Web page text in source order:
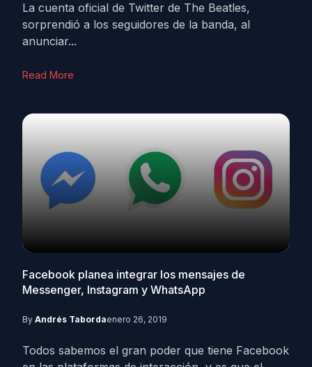
La cuenta oficial de Twitter de The Beatles,
sorprendió a los seguidores de la banda, al
anunciar...
Read More
Facebook planea integrar los mensajes de
Messenger, Instagram y WhatsApp
By Andrés Tabordaenero 26, 2019
Todos sabemos el gran poder que tiene Facebook